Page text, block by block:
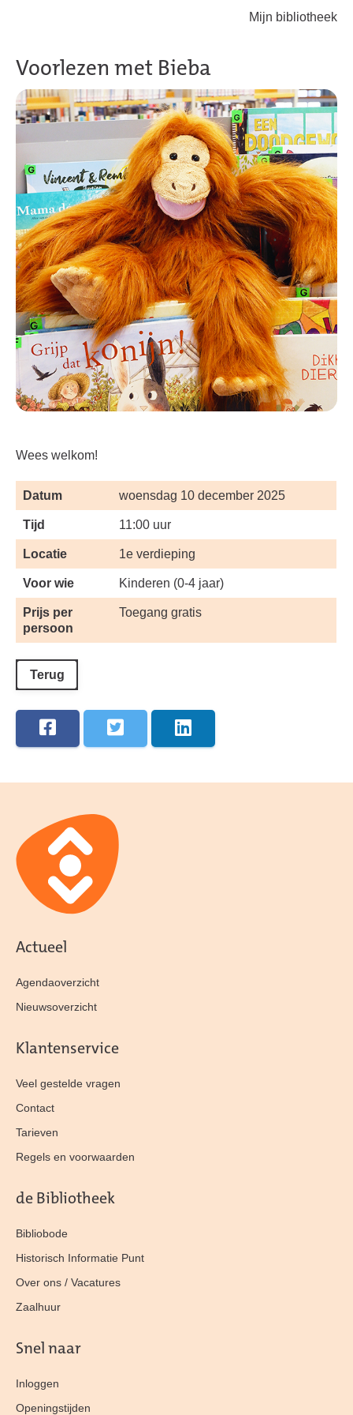
Mijn bibliotheek
Voorlezen met Bieba
Wees welkom!
Datum woensdag 10 december 2025
Tijd 11:00 uur
Locatie 1e verdieping
Voor wie Kinderen (0-4 jaar)
Prijs per
persoon
Toegang gratis
Terug
Actueel
Agendaoverzicht
Nieuwsoverzicht
Klantenservice
Veel gestelde vragen
Contact
Tarieven
Regels en voorwaarden
de Bibliotheek
Bibliobode
Historisch Informatie Punt
Over ons / Vacatures
Zaalhuur
Snel naar
Inloggen
Openingstijden